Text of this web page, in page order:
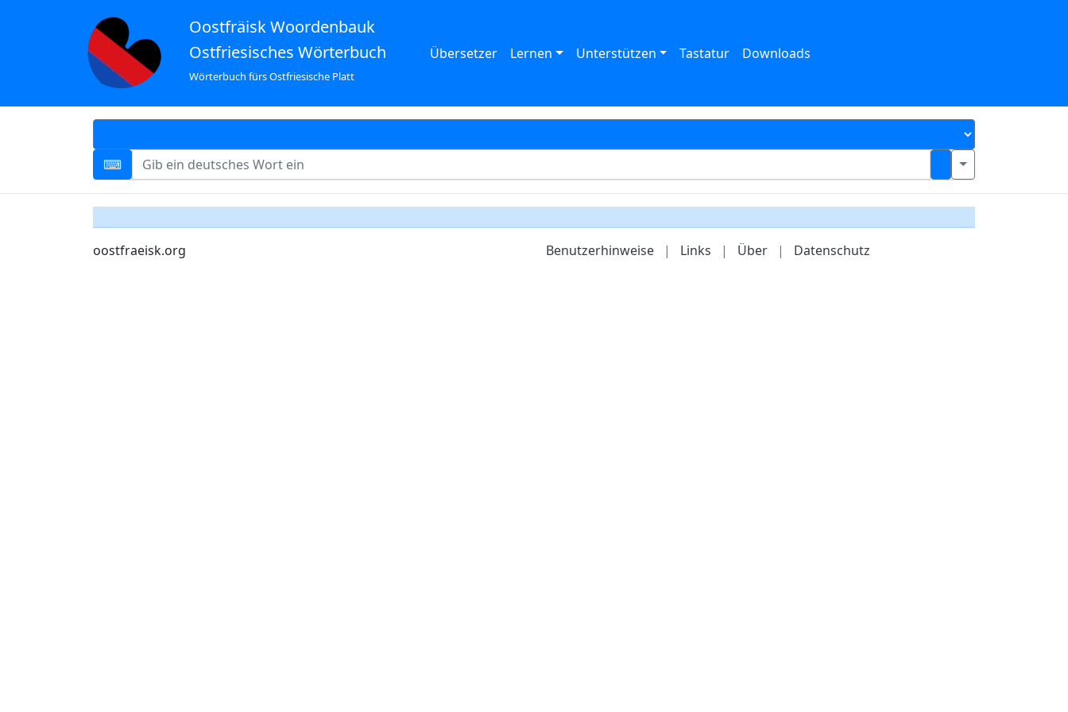
Oostfräisk Woordenbauk
Ostfriesisches Wörterbuch
Wörterbuch fürs Ostfriesische Platt
Übersetzer Lernen Unterstützen Tastatur Downloads
oostfraeisk.org Benutzerhinweise | Links | Über | Datenschutz